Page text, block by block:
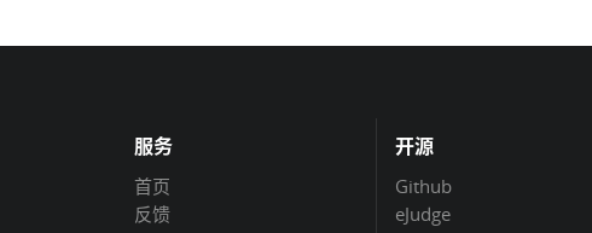
服务
首页
反馈
开源
Github
eJudge